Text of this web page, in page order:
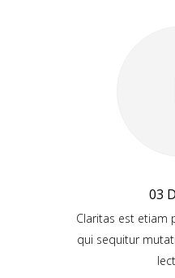
03
Claritas est etiam
qui sequitur